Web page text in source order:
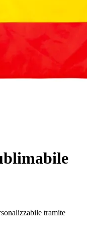
tramite